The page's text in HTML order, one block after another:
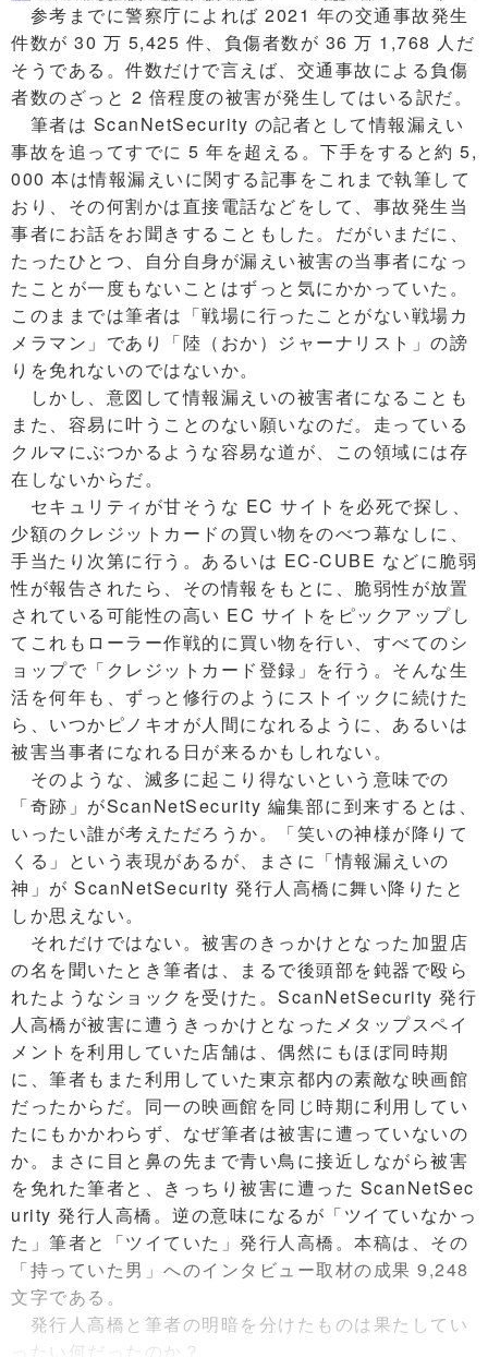
参考までに警察庁によれば 2021 年の交通事故発生
件数が 30 万 5,425 件、負傷者数が 36 万 1,768 人だ
そうである。件数だけで言えば、交通事故による負傷
者数のざっと 2 倍程度の被害が発生してはいる訳だ。
筆者は ScanNetSecurity の記者として情報漏えい
事故を追ってすでに 5 年を超える。下手をすると約 5,
000 本は情報漏えいに関する記事をこれまで執筆して
おり、その何割かは直接電話などをして、事故発生当
事者にお話をお聞きすることもした。だがいまだに、
たったひとつ、自分自身が漏えい被害の当事者になっ
たことが一度もないことはずっと気にかかっていた。
このままでは筆者は「戦場に行ったことがない戦場カ
メラマン」であり「陸（おか）ジャーナリスト」の謗
りを免れないのではないか。
しかし、意図して情報漏えいの被害者になることも
また、容易に叶うことのない願いなのだ。走っている
クルマにぶつかるような容易な道が、この領域には存
在しないからだ。
セキュリティが甘そうな EC サイトを必死で探し、
少額のクレジットカードの買い物をのべつ幕なしに、
手当たり次第に行う。あるいは EC-CUBE などに脆弱
性が報告されたら、その情報をもとに、脆弱性が放置
されている可能性の高い EC サイトをピックアップし
てこれもローラー作戦的に買い物を行い、すべてのシ
ョップで「クレジットカード登録」を行う。そんな生
活を何年も、ずっと修行のようにストイックに続けた
ら、いつかピノキオが人間になれるように、あるいは
被害当事者になれる日が来るかもしれない。
そのような、滅多に起こり得ないという意味での
「奇跡」がScanNetSecurity 編集部に到来するとは、
いったい誰が考えただろうか。「笑いの神様が降りて
くる」という表現があるが、まさに「情報漏えいの
神」が ScanNetSecurity 発行人高橋に舞い降りたと
しか思えない。
それだけではない。被害のきっかけとなった加盟店
の名を聞いたとき筆者は、まるで後頭部を鈍器で殴ら
れたようなショックを受けた。ScanNetSecurity 発行
人高橋が被害に遭うきっかけとなったメタップスペイ
メントを利用していた店舗は、偶然にもほぼ同時期
に、筆者もまた利用していた東京都内の素敵な映画館
だったからだ。同一の映画館を同じ時期に利用してい
たにもかかわらず、なぜ筆者は被害に遭っていないの
か。まさに目と鼻の先まで青い鳥に接近しながら被害
を免れた筆者と、きっちり被害に遭った ScanNetSec
urity 発行人高橋。逆の意味になるが「ツイていなかっ
た」筆者と「ツイていた」発行人高橋。本稿は、その
「持っていた男」へのインタビュー取材の成果 9,248
文字である。
発行人高橋と筆者の明暗を分けたものは果たしてい
ったい何だったのか？